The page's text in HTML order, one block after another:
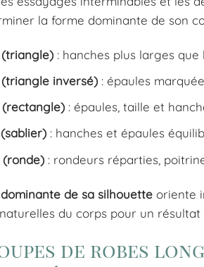
la forme dominante de son
: hanches plus larges
inversé) : épaules
: épaules, taille et
: hanches et épaules
(ronde) : rondeurs réparties,
de sa silhouette oriente
du corps pour un
de robes